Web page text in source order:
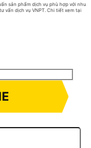
sản phẩm dịch vụ phù hợp với nhu
vấn dịch vụ VNPT. Chi tiết xem tại